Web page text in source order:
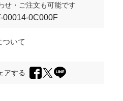
せ・ご注文も可能です
00014-0C000F
ついて
アする